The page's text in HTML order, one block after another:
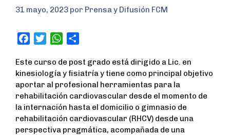
31 mayo, 2023 por Prensa y Difusión FCM
c
e
b
o
o
k
i
t
t
e
r
W
a
t
s
A
p
p
a
r
e
Este curso de post grado está dirigido a Lic. en
kinesiología y fisiatría y tiene como principal objetivo
aportar al profesional herramientas para la
rehabilitación cardiovascular desde el momento de
la internación hasta el domicilio o gimnasio de
rehabilitación cardiovascular (RHCV) desde una
perspectiva pragmática, acompañada de una